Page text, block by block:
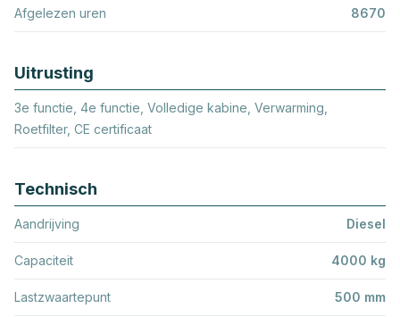
Afgelezen uren 8670
Uitrusting
3e functie, 4e functie, Volledige kabine, Verwarming,
Roetfilter, CE certificaat
Technisch
Aandrijving Diesel
Capaciteit 4000 kg
Lastzwaartepunt 500 mm